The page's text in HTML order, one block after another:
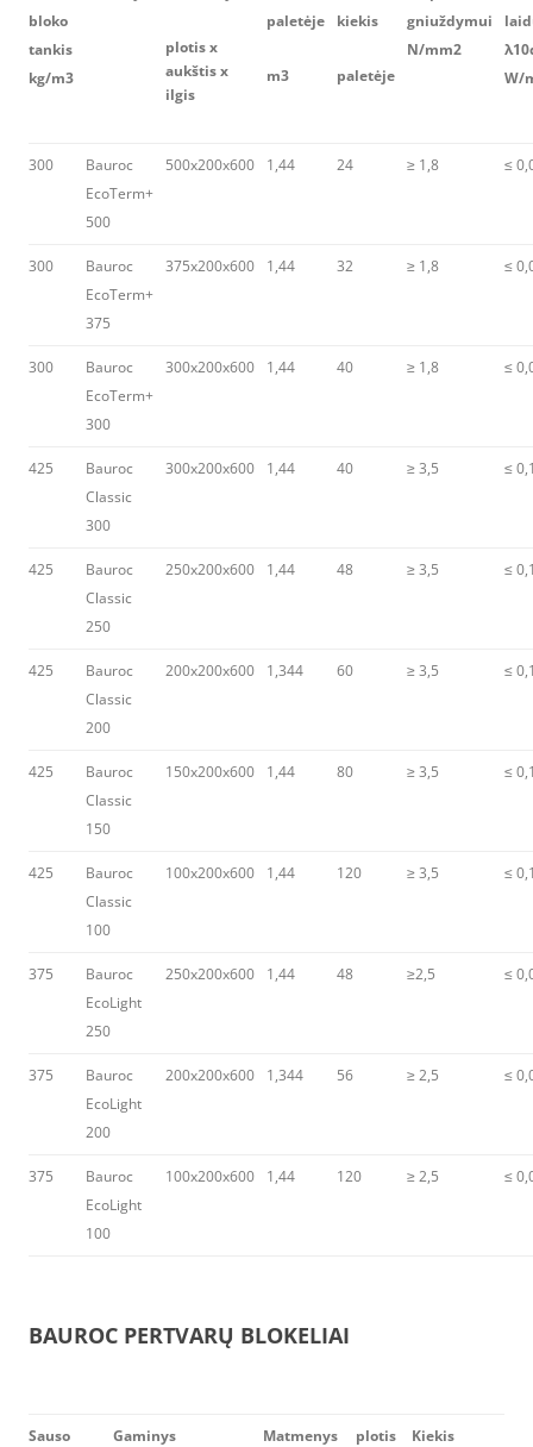
bloko
tankis
kg/m3
plotis x
aukštis x
ilgis
paletėje
m3
kiekis
paletėje
gniuždymui
N/mm2
W/
300
Bauroc
EcoTerm+
500
500x200x600 1,44 24 ≥ 1,8 ≤
300
Bauroc
EcoTerm+
375
375x200x600 1,44 32 ≥ 1,8 ≤
300
Bauroc
EcoTerm+
300
300x200x600 1,44 40 ≥ 1,8 ≤
425
Bauroc
Classic
300
300x200x600 1,44 40 ≥ 3,5 ≤
425
Bauroc
Classic
250
250x200x600 1,44 48 ≥ 3,5 ≤
425
Bauroc
Classic
200
200x200x600 1,344 60 ≥ 3,5 ≤
425
Bauroc
Classic
150
150x200x600 1,44 80 ≥ 3,5 ≤
425
Bauroc
Classic
100
100x200x600 1,44 120 ≥ 3,5 ≤
375
Bauroc
EcoLight
250
250x200x600 1,44 48 ≥2,5 ≤
375
Bauroc
EcoLight
200
200x200x600 1,344 56 ≥ 2,5 ≤
375
Bauroc
EcoLight
100
100x200x600 1,44 120 ≥ 2,5 ≤
BAUROC PERTVARŲ BLOKELIAI
Sauso
Gaminys
Matmenys plotis
Kiekis